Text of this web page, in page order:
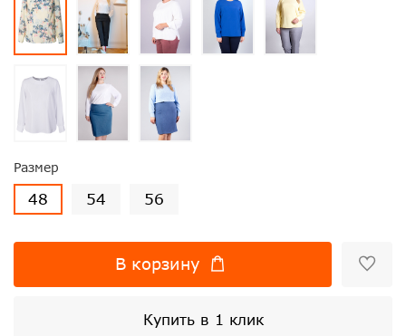
Размер
48 54 56
В корзину
Купить в 1 клик